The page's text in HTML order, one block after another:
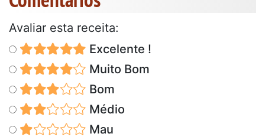
Avaliar esta receita:
Excelente !
Muito Bom
Bom
Médio
Mau